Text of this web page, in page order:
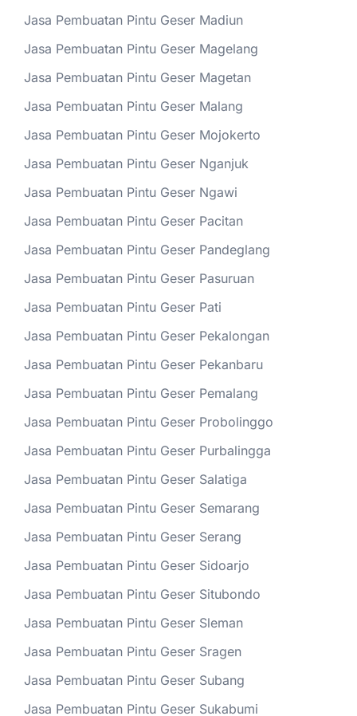
Jasa Pembuatan Pintu Geser Madiun
Jasa Pembuatan Pintu Geser Magelang
Jasa Pembuatan Pintu Geser Magetan
Jasa Pembuatan Pintu Geser Malang
Jasa Pembuatan Pintu Geser Mojokerto
Jasa Pembuatan Pintu Geser Nganjuk
Jasa Pembuatan Pintu Geser Ngawi
Jasa Pembuatan Pintu Geser Pacitan
Jasa Pembuatan Pintu Geser Pandeglang
Jasa Pembuatan Pintu Geser Pasuruan
Jasa Pembuatan Pintu Geser Pati
Jasa Pembuatan Pintu Geser Pekalongan
Jasa Pembuatan Pintu Geser Pekanbaru
Jasa Pembuatan Pintu Geser Pemalang
Jasa Pembuatan Pintu Geser Probolinggo
Jasa Pembuatan Pintu Geser Purbalingga
Jasa Pembuatan Pintu Geser Salatiga
Jasa Pembuatan Pintu Geser Semarang
Jasa Pembuatan Pintu Geser Serang
Jasa Pembuatan Pintu Geser Sidoarjo
Jasa Pembuatan Pintu Geser Situbondo
Jasa Pembuatan Pintu Geser Sleman
Jasa Pembuatan Pintu Geser Sragen
Jasa Pembuatan Pintu Geser Subang
Jasa Pembuatan Pintu Geser Sukabumi